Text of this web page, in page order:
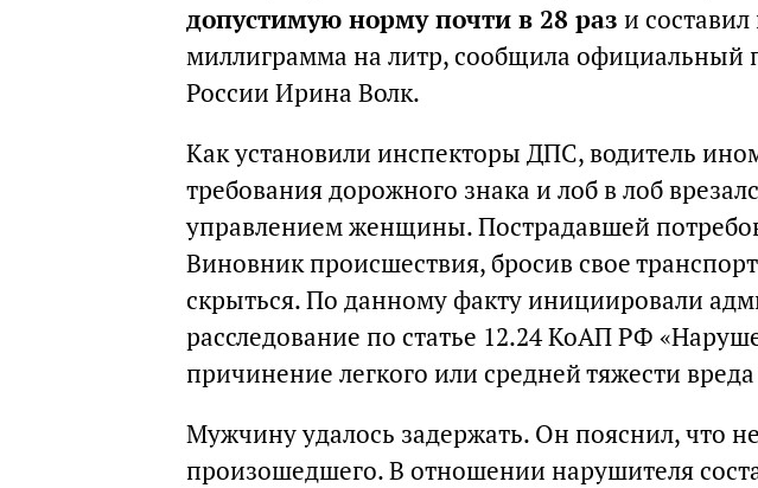
допустимую норму почти в 28 раз и
миллиграмма на литр, сообщила официальный
России Ирина Волк.
Как установили инспекторы ДПС, водитель
требования дорожного знака и лоб в лоб
управлением женщины. Пострадавшей
Виновник происшествия, бросив свое
скрыться. По данному факту инициировали
расследование по статье 12.24 КоАП РФ
причинение легкого или средней тяжести
Мужчину удалось задержать. Он пояснил, что
произошедшего. В отношении нарушителя